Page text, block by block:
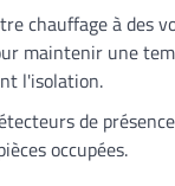
chauffage à des
maintenir une
l'isolation.
de
occupées.